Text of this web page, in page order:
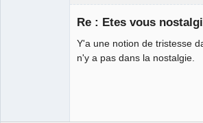
Re : Etes vous
Y'a une notion de tristesse
n'y a pas dans la nostalgie.